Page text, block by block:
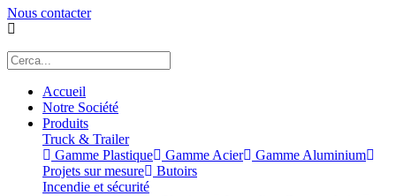
Nous contacter
Accueil
Notre Société
Produits
Truck & Trailer
Gamme Plastique
Gamme Acier
Gamme Aluminium
Projets sur mesure
Butoirs
Incendie et sécurité